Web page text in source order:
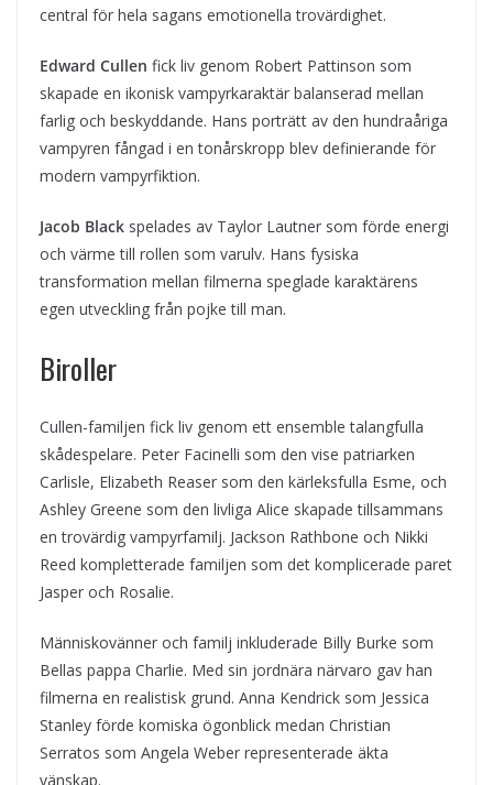
central för hela sagans emotionella trovärdighet.
Edward Cullen fick liv genom Robert Pattinson som
skapade en ikonisk vampyrkaraktär balanserad mellan
farlig och beskyddande. Hans porträtt av den hundraåriga
vampyren fångad i en tonårskropp blev definierande för
modern vampyrfiktion.
Jacob Black spelades av Taylor Lautner som förde energi
och värme till rollen som varulv. Hans fysiska
transformation mellan filmerna speglade karaktärens
egen utveckling från pojke till man.
Biroller
Cullen-familjen fick liv genom ett ensemble talangfulla
skådespelare. Peter Facinelli som den vise patriarken
Carlisle, Elizabeth Reaser som den kärleksfulla Esme, och
Ashley Greene som den livliga Alice skapade tillsammans
en trovärdig vampyrfamilj. Jackson Rathbone och Nikki
Reed kompletterade familjen som det komplicerade paret
Jasper och Rosalie.
Människovänner och familj inkluderade Billy Burke som
Bellas pappa Charlie. Med sin jordnära närvaro gav han
filmerna en realistisk grund. Anna Kendrick som Jessica
Stanley förde komiska ögonblick medan Christian
Serratos som Angela Weber representerade äkta
vänskap.